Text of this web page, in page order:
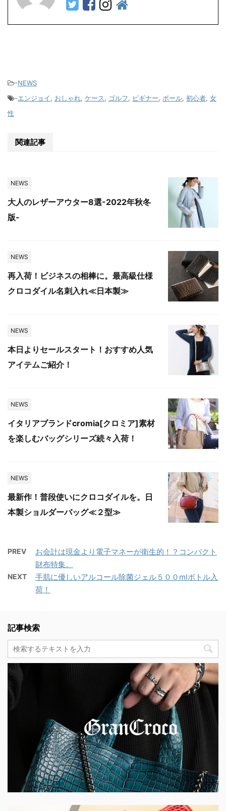
-NEWS
-エンジョイ, おしゃれ, ケース, ゴルフ, ビギナー, ボール, 初心者, 女
性
関連記事
NEWS
大人のレザーアウター8選-2022年秋冬
版-
NEWS
再入荷！ビジネスの相棒に。最高級仕様
クロコダイル名刺入れ≪日本製≫
NEWS
本日よりセールスタート！おすすめ人気
アイテムご紹介！
NEWS
イタリアブランドcromia[クロミア]素材
を楽しむバッグシリーズ続々入荷！
NEWS
最新作！普段使いにクロコダイルを。日
本製ショルダーバッグ≪２型≫
PREV
お会計は現金より電子マネーが衛生的！？コンパクト
財布特集。
NEXT
手肌に優しいアルコール除菌ジェル５００mlボトル入
荷！
記事検索